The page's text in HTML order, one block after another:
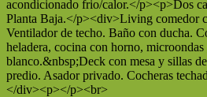
acondicionado frio/calor.</p><p>Dos
Planta Baja.</p><div>Living comedor
Ventilador de techo. Baño con ducha.
heladera, cocina con horno,
blanco.&nbsp;Deck con mesa y sillas
predio. Asador privado. Cocheras
</div><p></p><br>